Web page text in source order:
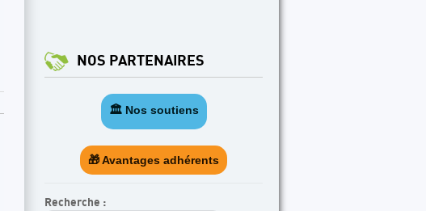
NOS PARTENAIRES
🏛️ Nos soutiens
🎁 Avantages adhérents
Recherche :